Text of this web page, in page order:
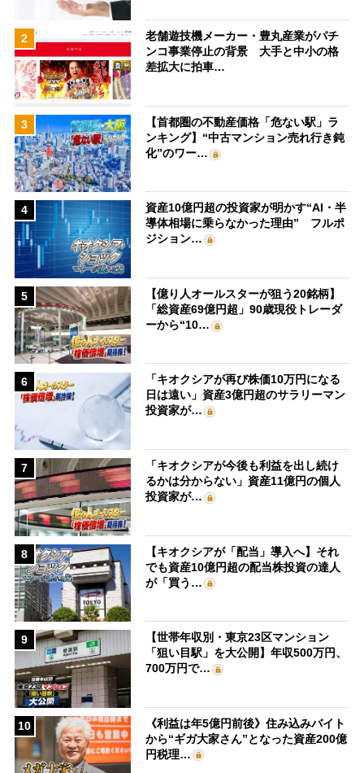
2
老舗遊技機メーカー・豊丸産業がパチ
ンコ事業停止の背景 大手と中小の格
差拡大に拍車…
3
【首都圏の不動産価格「危ない駅」ラ
ンキング】“中古マンション売れ行き鈍
化”のワー…
4
資産10億円超の投資家が明かす“AI・半
導体相場に乗らなかった理由” フルポ
ジション…
5
【億り人オールスターが狙う20銘柄】
「総資産69億円超」90歳現役トレーダ
ーから“10…
6
「キオクシアが再び株価10万円になる
日は遠い」資産3億円超のサラリーマン
投資家が…
7
「キオクシアが今後も利益を出し続け
るかは分からない」資産11億円の個人
投資家が…
8
【キオクシアが「配当」導入へ】それ
でも資産10億円超の配当株投資の達人
が「買う…
9
【世帯年収別・東京23区マンション
「狙い目駅」を大公開】年収500万円、
700万円で…
10
《利益は年5億円前後》住み込みバイト
から“ギガ大家さん”となった資産200億
円税理…